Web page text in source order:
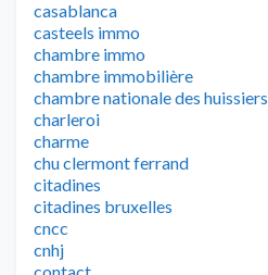
casablanca
casteels immo
chambre immo
chambre immobilière
chambre nationale des huissiers
charleroi
charme
chu clermont ferrand
citadines
citadines bruxelles
cncc
cnhj